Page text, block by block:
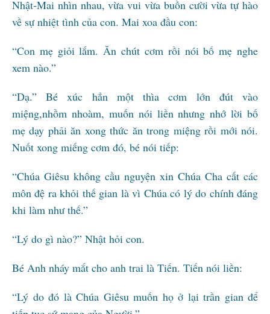
Nhật-Mai nhìn nhau, vừa vui vừa buồn cười vừa tự hào
về sự nhiệt tình của con. Mai xoa đầu con:
“Con mẹ giỏi lắm. Ăn chút cơm rồi nói bố mẹ nghe
xem nào.”
“Dạ.” Bé xúc hẳn một thìa cơm lớn đút vào
miệng,nhồm nhoàm, muốn nói liền nhưng nhớ lời bố
mẹ dạy phải ăn xong thức ăn trong miệng rồi mới nói.
Nuốt xong miếng cơm đó, bé nói tiếp:
“Chúa Giêsu không cầu nguyện xin Chúa Cha cất các
môn đệ ra khỏi thế gian là vì Chúa có lý do chính đáng
khi làm như thế.”
“Lý do gì nào?” Nhật hỏi con.
Bé Anh nháy mắt cho anh trai là Tiến. Tiến nói liền:
“Lý do đó là Chúa Giêsu muốn họ ở lại trần gian để